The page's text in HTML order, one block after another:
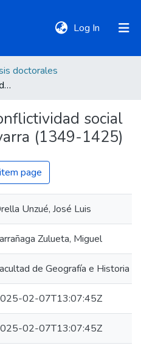
Log In (current)
doctorales
Campesinado y conflictividad social en el reino de Navarra (1349-1425)
social
(1349-1425)
page
Unzué, José Luis
Zulueta, Miguel
de Geografía e Historia
02-07T13:07:45Z
02-07T13:07:45Z